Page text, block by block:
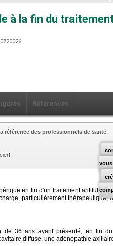
à la fin du
Références
vous
référence des professionnels de santé.
en fin d'un traitement
particulièrement thérapeutique,
de 36 ans ayant présenté, en fin
diffuse, une adénopathie